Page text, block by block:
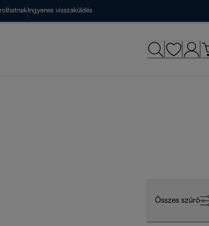
Ingyenes visszaküldés
Összes szűrő